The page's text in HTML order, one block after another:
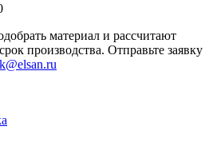
материал и рассчитают
производства. Отправьте заявку